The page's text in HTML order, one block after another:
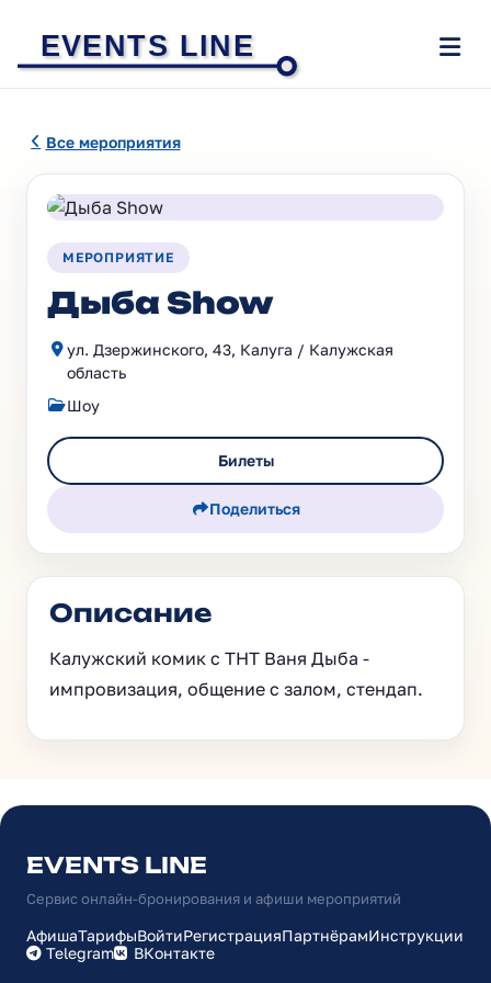
EVENTS LINE
Все мероприятия
МЕРОПРИЯТИЕ
Дыба Show
ул. Дзержинского, 43, Калуга / Калужская
область
Шоу
Билеты
Поделиться
Описание
Калужский комик с ТНТ Ваня Дыба -
импровизация, общение с залом, стендап.
EVENTS LINE
Сервис онлайн-бронирования и афиши мероприятий
АфишаТарифыВойтиРегистрацияПартнёрамИнструкции
Telegram
ВКонтакте